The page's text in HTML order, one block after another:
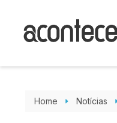
Home Notícias